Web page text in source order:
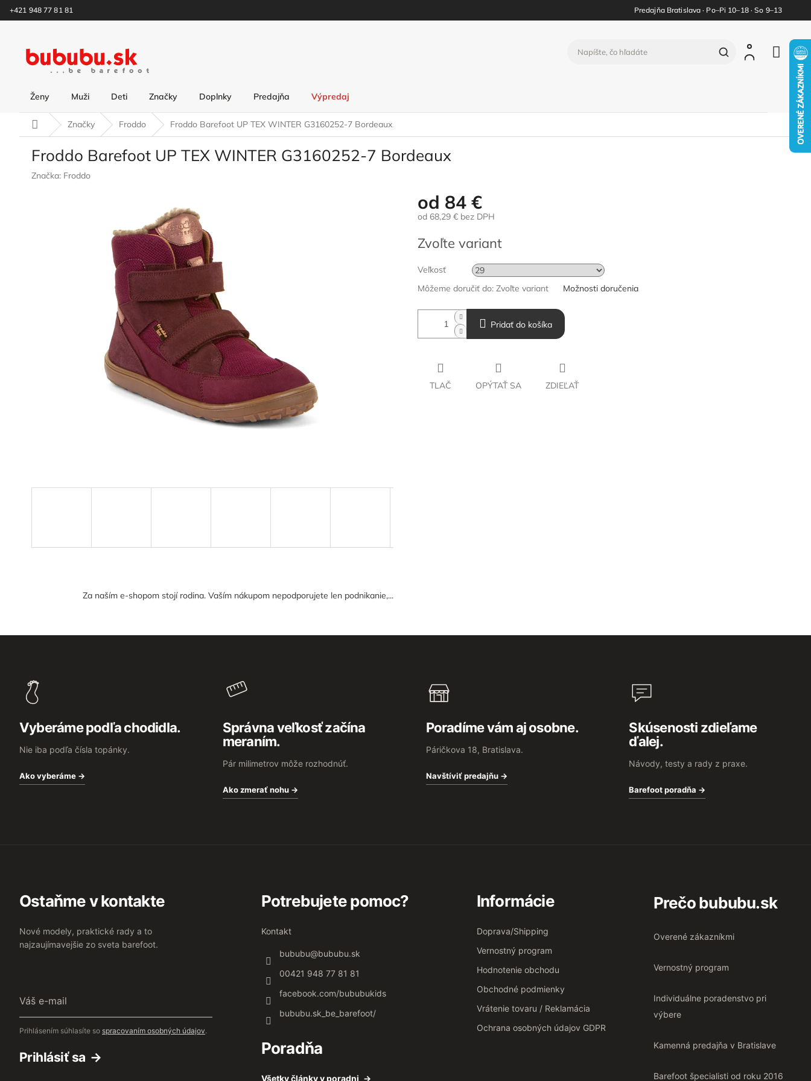
Prejsť+421 948 77 81 81 Predajňa Bratislava · Po–Pi 10–18 · So 9–13
Ženy Muži Deti Značky Doplnky Predajňa Výpredaj
DomovZnačky Froddo Froddo Barefoot UP TEX WINTER G3160252-7 Bordeaux
Froddo Barefoot UP TEX WINTER G3160252-7 Bordeaux
Značka: Froddo
od 84 €
od 68,29 € bez DPH
cena:
Zvoľte variant
Veľkosť
Môžeme doručiť do: Zvoľte variant Možnosti doručenia
Pridať do košíka
TLAČ OPÝTAŤ SA ZDIEĽAŤ
Za naším e-shopom stojí rodina. Vaším nákupom nepodporujete len podnikanie,...
Vyberáme podľa chodidla.
Nie iba podľa čísla topánky.
Ako vyberáme →
Správna veľkosť začína
meraním.
Pár milimetrov môže rozhodnúť.
Ako zmerať nohu →
Poradíme vám aj osobne.
Páričkova 18, Bratislava.
Navštíviť predajňu →
Skúsenosti zdieľame
ďalej.
Návody, testy a rady z praxe.
Barefoot poradňa →
Ostaňme v kontakte
Nové modely, praktické rady a to
najzaujímavejšie zo sveta barefoot.
e-
Prihlásením súhlasíte so spracovaním osobných údajov.
Prihlásiť sa
Potrebujete pomoc?
Kontakt
bububu@bububu.sk
00421 948 77 81 81
facebook.com/bububukids
bububu.sk_be_barefoot/
Poradňa
Všetky články v poradni
Informácie
Doprava/Shipping
Vernostný program
Hodnotenie obchodu
Obchodné podmienky
Vrátenie tovaru / Reklamácia
Ochrana osobných údajov GDPR
Prečo bububu.sk
Overené zákazníkmi
Vernostný program
Individuálne poradenstvo pri
výbere
Kamenná predajňa v Bratislave
Barefoot špecialisti od roku 2016